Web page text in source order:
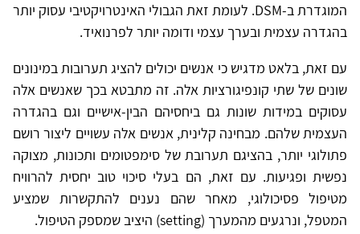
המוגדרת ב-DSM. לעומת זאת הגבולי האינטרויקטיבי עסוק יותר
בהגדרה עצמית ובערך עצמי ודומה יותר לפרנואיד.
עם זאת, בלאט מדגיש כי אנשים יכולים להציג תערובות במינונים
שונים של שתי קונפיגורציות אלה. זה מתבטא בכך שאנשים אלה
עסוקים במידות שונות גם ביחסיהם הבין-אישיים וגם בהגדרה
העצמית שלהם. מבחינה קלינית, אנשים אלה עשויים ליצור רושם
פתולוגי יותר, בהציגם תערובת של סימפטומים ותכונות, מצוקה
נפשית ופגיעות. עם זאת, הם בעלי סיכוי טוב יחסית להרוויח
מטיפול פסיכולוגי, מאחר שהם נענים להתקשרות שמציע
המטפל, ונרגעים מהמערך (setting) היציב שמספק הטיפול.